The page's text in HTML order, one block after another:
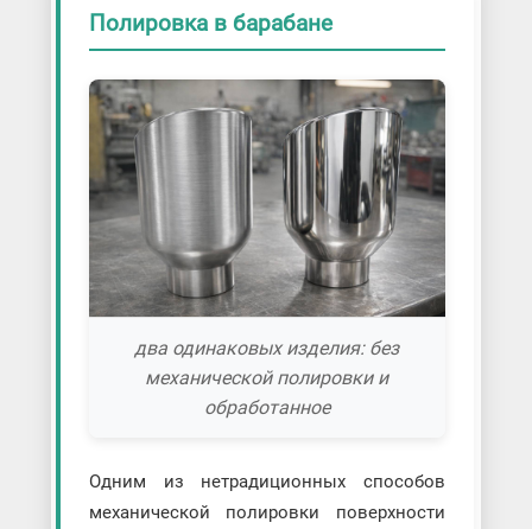
Полировка в барабане
два одинаковых изделия: без
механической полировки и
обработанное
Одним из нетрадиционных способов
механической полировки поверхности